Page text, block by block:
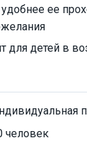
ее
для детей в
человек